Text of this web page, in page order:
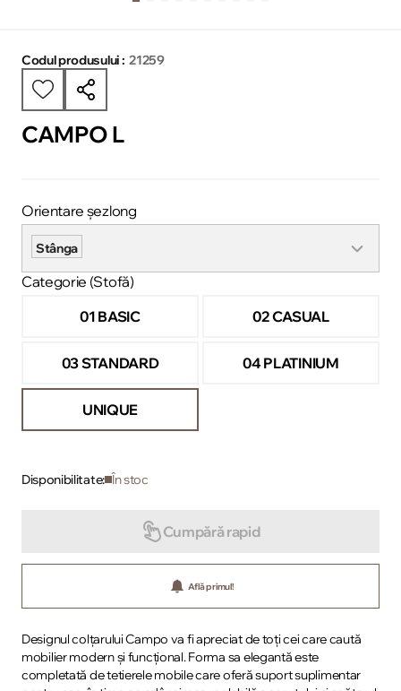
Codul produsului : 21259
CAMPO L
Orientare șezlong
Stânga
Categorie (Stofă)
01 BASIC
02 CASUAL
03 STANDARD 04 PLATINIUM
UNIQUE
Disponibilitate: În stoc
Cumpără rapid
Află primul!
Designul colțarului Campo va fi apreciat de toți cei care caută
mobilier modern și funcțional. Forma sa elegantă este
completată de tetierele mobile care oferă suport suplimentar